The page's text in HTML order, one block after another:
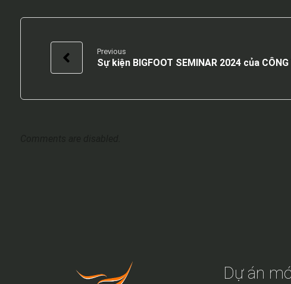
Previous
Sự kiện BIGFOOT SEMINAR 2024 của
Dự án